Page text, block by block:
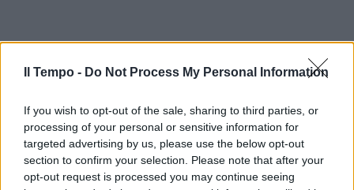
Il Tempo - Do Not Process My Personal Information
If you wish to opt-out of the sale, sharing to third parties, or
processing of your personal or sensitive information for
targeted advertising by us, please use the below opt-out
section to confirm your selection. Please note that after your
opt-out request is processed you may continue seeing